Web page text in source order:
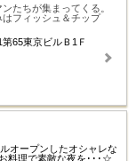
たちが集まってくる。
フィッシュ＆チップ
65東京ビルＢ1Ｆ
オープンしたオシャレな
料理で素敵な夜を･･･☆